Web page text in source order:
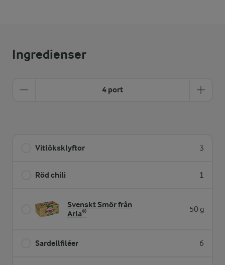
Ingredienser
4 port
Vitlöksklyftor 3
Röd chili 1
Svenskt Smör från
Arla®
50 g
Sardellfiléer 6